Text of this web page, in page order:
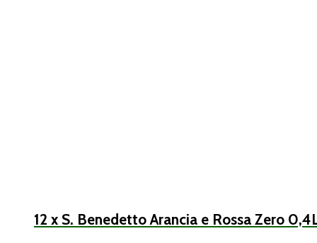
12 x S. Benedetto Arancia e Rossa Zero